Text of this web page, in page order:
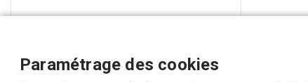
Paramétrage des cookies